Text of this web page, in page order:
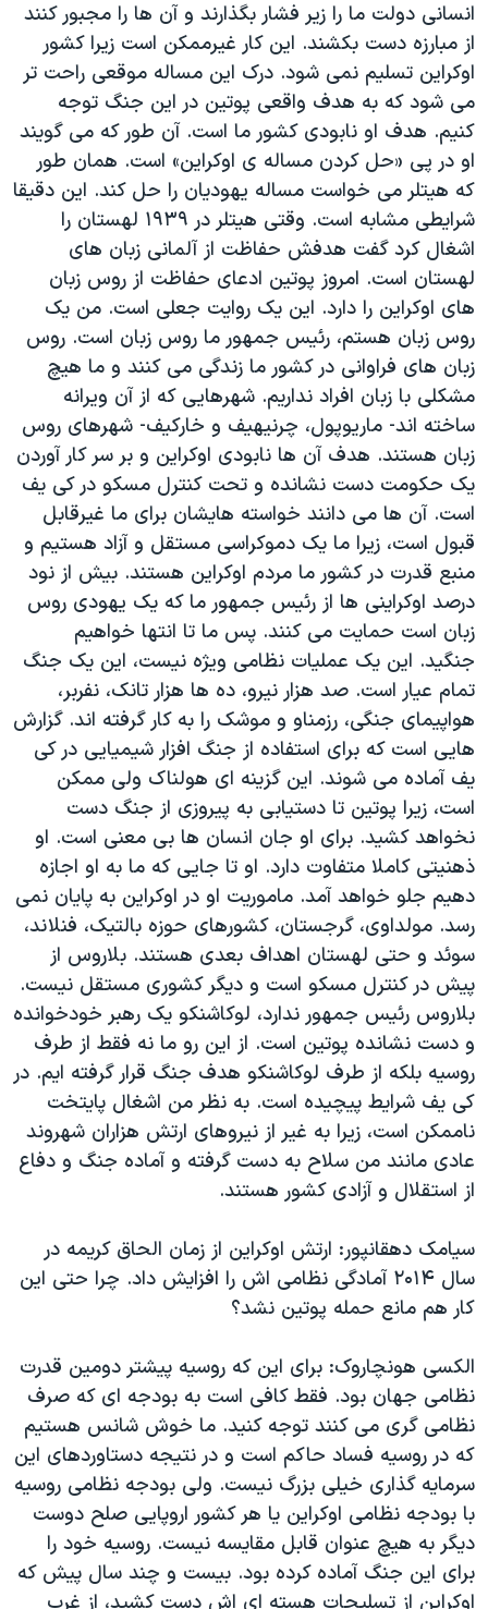
انسانی دولت ما را زیر فشار بگذارند و آن ها را مجبور کنند
از مبارزه دست بکشند. این کار غیرممکن است زیرا کشور
اوکراین تسلیم نمی شود. درک این مساله موقعی راحت تر
می شود که به هدف واقعی پوتین در این جنگ توجه
کنیم. هدف او نابودی کشور ما است. آن طور که می گویند
او در پی «حل کردن مساله ی اوکراین» است. همان طور
که هیتلر می خواست مساله یهودیان را حل کند. این دقیقا
شرایطی مشابه است. وقتی هیتلر در ۱۹۳۹ لهستان را
اشغال کرد گفت هدفش حفاظت از آلمانی زبان های
لهستان است. امروز پوتین ادعای حفاظت از روس زبان
های اوکراین را دارد. این یک روایت جعلی است. من یک
روس زبان هستم، رئیس جمهور ما روس زبان است. روس
زبان های فراوانی در کشور ما زندگی می کنند و ما هیچ
مشکلی با زبان افراد نداریم. شهرهایی که از آن ویرانه
ساخته اند- ماریوپول، چرنیهیف و خارکیف- شهرهای روس
زبان هستند. هدف آن ها نابودی اوکراین و بر سر کار آوردن
یک حکومت دست نشانده و تحت کنترل مسکو در کی یف
است. آن ها می دانند خواسته هایشان برای ما غیرقابل
قبول است، زیرا ما یک دموکراسی مستقل و آزاد هستیم و
منبع قدرت در کشور ما مردم اوکراین هستند. بیش از نود
درصد اوکراینی ها از رئیس جمهور ما که یک یهودی روس
زبان است حمایت می کنند. پس ما تا انتها خواهیم
جنگید. این یک عملیات نظامی ویژه نیست، این یک جنگ
تمام عیار است. صد هزار نیرو، ده ها هزار تانک، نفربر،
هواپیمای جنگی، رزمناو و موشک را به کار گرفته اند. گزارش
هایی است که برای استفاده از جنگ افزار شیمیایی در کی
یف آماده می شوند. این گزینه ای هولناک ولی ممکن
است، زیرا پوتین تا دستیابی به پیروزی از جنگ دست
نخواهد کشید. برای او جان انسان ها بی معنی است. او
ذهنیتی کاملا متفاوت دارد. او تا جایی که ما به او اجازه
دهیم جلو خواهد آمد. ماموریت او در اوکراین به پایان نمی
رسد. مولداوی، گرجستان، کشورهای حوزه بالتیک، فنلاند،
سوئد و حتی لهستان اهداف بعدی هستند. بلاروس از
پیش در کنترل مسکو است و دیگر کشوری مستقل نیست.
بلاروس رئیس جمهور ندارد، لوکاشنکو یک رهبر خودخوانده
و دست نشانده پوتین است. از این رو ما نه فقط از طرف
روسیه بلکه از طرف لوکاشنکو هدف جنگ قرار گرفته ایم. در
کی یف شرایط پیچیده است. به نظر من اشغال پایتخت
ناممکن است، زیرا به غیر از نیروهای ارتش هزاران شهروند
عادی مانند من سلاح به دست گرفته و آماده جنگ و دفاع
از استقلال و آزادی کشور هستند.
سیامک دهقانپور: ارتش اوکراین از زمان الحاق کریمه در
سال ۲۰۱۴ آمادگی نظامی اش را افزایش داد. چرا حتی این
کار هم مانع حمله پوتین نشد؟
الکسی هونچاروک: برای این که روسیه پیشتر دومین قدرت
نظامی جهان بود. فقط کافی است به بودجه ای که صرف
نظامی گری می کنند توجه کنید. ما خوش شانس هستیم
که در روسیه فساد حاکم است و در نتیجه دستاوردهای این
سرمایه گذاری خیلی بزرگ نیست. ولی بودجه نظامی روسیه
با بودجه نظامی اوکراین یا هر کشور اروپایی صلح دوست
دیگر به هیچ عنوان قابل مقایسه نیست. روسیه خود را
برای این جنگ آماده کرده بود. بیست و چند سال پیش که